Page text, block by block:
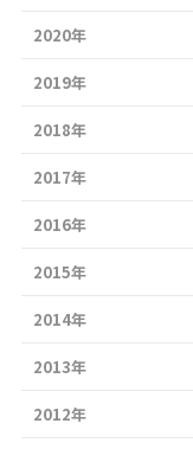
2020年
2019年
2018年
2017年
2016年
2015年
2014年
2013年
2012年